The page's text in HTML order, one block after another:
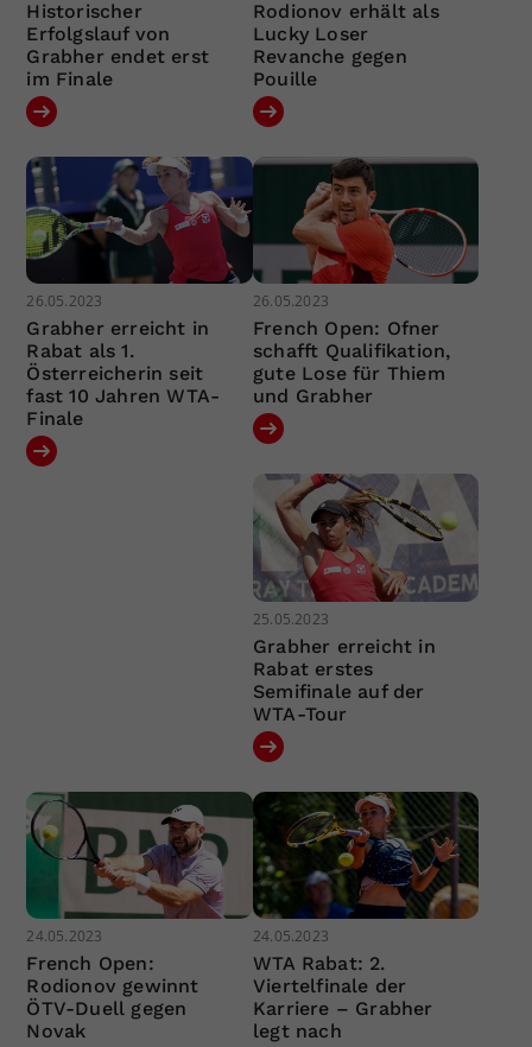
Historischer
Erfolgslauf von
Grabher endet erst
im Finale
Rodionov erhält als
Lucky Loser
Revanche gegen
Pouille
26.05.2023
Grabher erreicht in
Rabat als 1.
Österreicherin seit
fast 10 Jahren WTA-
Finale
26.05.2023
French Open: Ofner
schafft Qualifikation,
gute Lose für Thiem
und Grabher
25.05.2023
Grabher erreicht in
Rabat erstes
Semifinale auf der
WTA-Tour
24.05.2023
French Open:
Rodionov gewinnt
ÖTV-Duell gegen
Novak
24.05.2023
WTA Rabat: 2.
Viertelfinale der
Karriere – Grabher
legt nach